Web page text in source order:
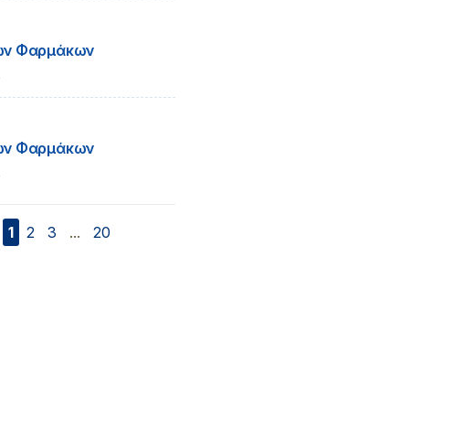
Φαρμάκων
Φαρμάκων
1 2 3 ... 20